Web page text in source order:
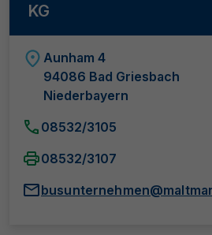
KG
Aunham 4
94086 Bad Griesbach
Niederbayern
08532/3105
08532/3107